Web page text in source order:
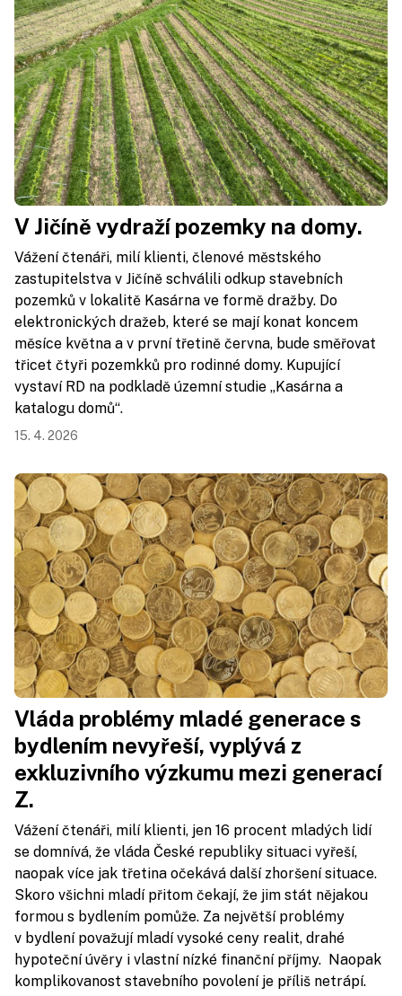
V Jičíně vydraží pozemky na domy.
Vážení čtenáři, milí klienti, členové městského
zastupitelstva v Jičíně schválili odkup stavebních
pozemků v lokalitě Kasárna ve formě dražby. Do
elektronických dražeb, které se mají konat koncem
měsíce května a v první třetině června, bude směřovat
třicet čtyři pozemkků pro rodinné domy. Kupující
vystaví RD na podkladě územní studie „Kasárna a
katalogu domů“.
15. 4. 2026
Vláda problémy mladé generace s
bydlením nevyřeší, vyplývá z
exkluzivního výzkumu mezi generací
Z.
Vážení čtenáři, milí klienti, jen 16 procent mladých lidí
se domnívá, že vláda České republiky situaci vyřeší,
naopak více jak třetina očekává další zhoršení situace.
Skoro všichni mladí přitom čekají, že jim stát nějakou
formou s bydlením pomůže. Za největší problémy
v bydlení považují mladí vysoké ceny realit, drahé
hypoteční úvěry i vlastní nízké finanční příjmy. Naopak
komplikovanost stavebního povolení je příliš netrápí.